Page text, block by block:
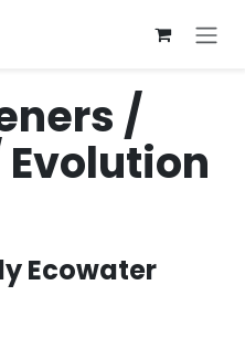
/
Ecowater